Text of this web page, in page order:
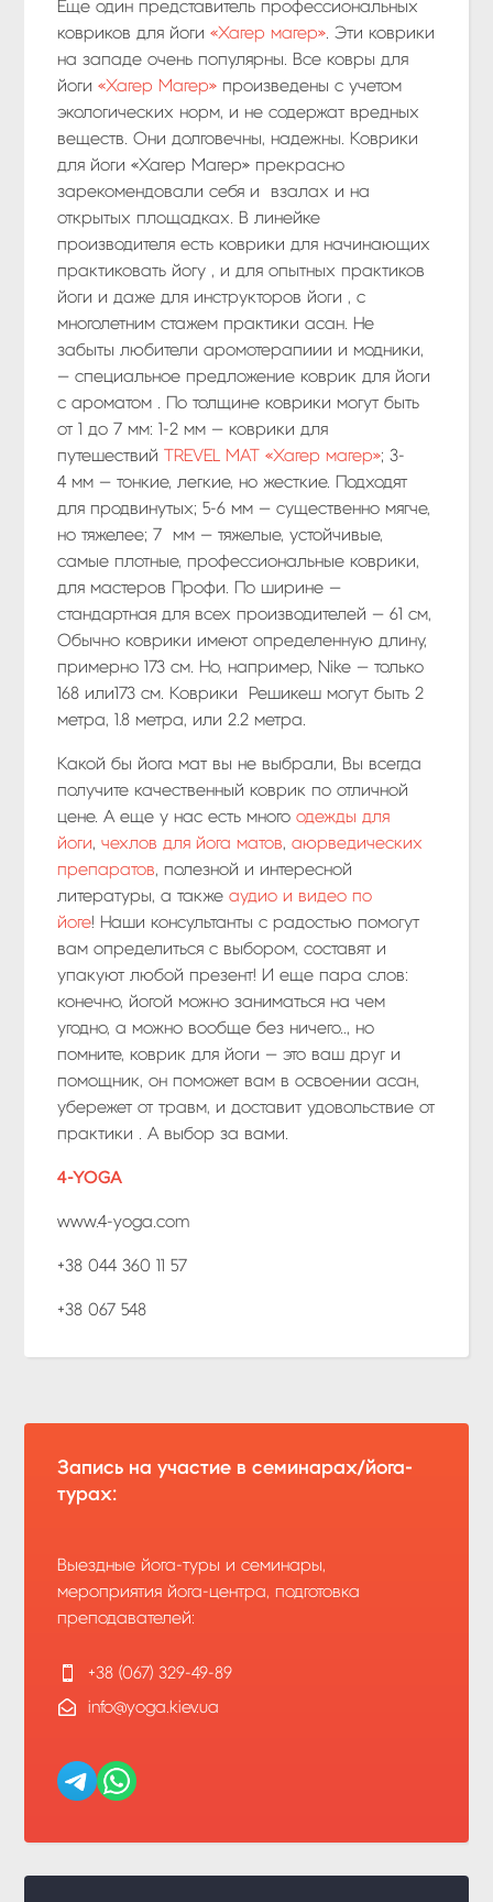
Еще один представитель профессиональных
ковриков для йоги «Хагер магер». Эти коврики
на западе очень популярны. Все ковры для
йоги«Хагер Магер» произведены с учетом
экологических норм, и не содержат вредных
веществ. Они долговечны, надежны. Коврики
для йоги «Хагер Магер» прекрасно
зарекомендовали себя и взалах и на
открытых площадках. В линейке
производителя есть коврики для начинающих
практиковать йогу , и для опытных практиков
йоги и даже для инструкторов йоги , с
многолетним стажем практики асан. Не
забыты любители аромотерапиии и модники,
— специальное предложение коврик для йоги
с ароматом . По толщине коврики могут быть
от 1 до 7 мм: 1-2 мм — коврики для
путешествий
TREVEL MAT «Хагер магер»; 3-
4 мм — тонкие, легкие, но жесткие. Подходят
для продвинутых; 5-6 мм — существенно мягче,
но тяжелее; 7 мм — тяжелые, устойчивые,
самые плотные, профессиональные коврики,
для мастеров Профи. По ширине —
стандартная для всех производителей — 61 см,
Обычно коврики имеют определенную длину,
примерно 173 см. Но, например, Nike — только
168 или173 см. Коврики Решикеш могут быть 2
метра, 1.8 метра, или 2.2 метра.
Какой бы йога мат вы не выбрали, Вы всегда
получите качественный коврик по отличной
цене. А еще у нас есть много одежды для
йоги, чехлов для йога матов, аюрведических
препаратов, полезной и интересной
литературы, а также аудио и видео по
йоге! Наши консультанты с радостью помогут
вам определиться с выбором, составят и
упакуют любой презент! И еще пара слов:
конечно, йогой можно заниматься на чем
угодно, а можно вообще без ничего.., но
помните, коврик для йоги — это ваш друг и
помощник, он поможет вам в освоении асан,
убережет от травм, и доставит удовольствие от
практики . А выбор за вами.
4-YOGA
www.4-yoga.com
+38 044 360 11 57
+38 067 548
Запись на участие в семинарах/йога-
турах:
Выездные йога-туры и семинары,
мероприятия йога-центра, подготовка
преподавателей:
 +38 (067) 329-49-89
 info@yoga.kiev.ua